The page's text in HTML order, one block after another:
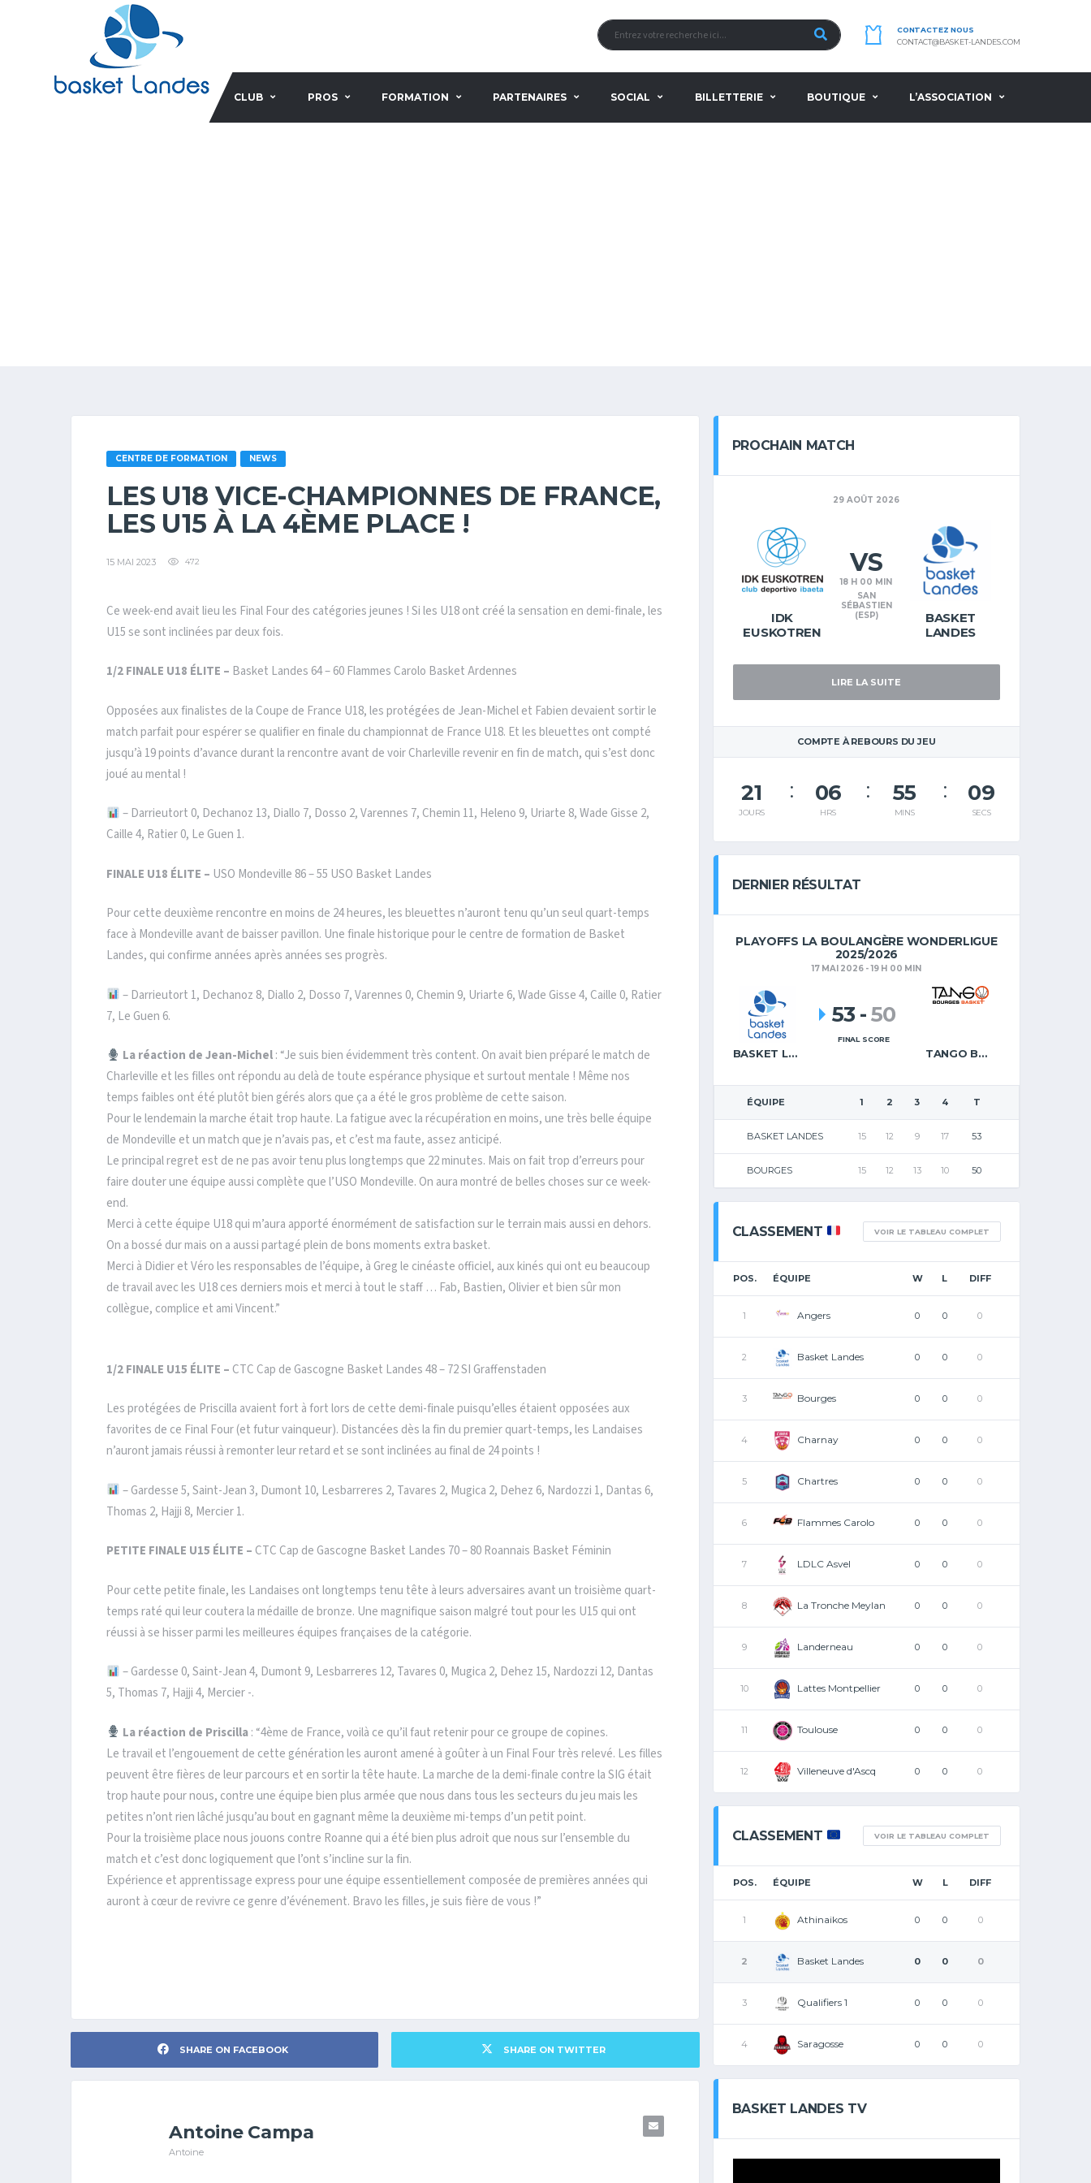
CONTACTEZ NOUS
CONTACT@BASKET-LANDES.COM
CLUB PROS FORMATION PARTENAIRES SOCIAL BILLETTERIE BOUTIQUE L’ASSOCIATION
CENTRE DE FORMATION NEWS
LES U18 VICE-CHAMPIONNES DE FRANCE,
LES U15 À LA 4ÈME PLACE !
15 MAI 2023 472
Ce week-end avait lieu les Final Four des catégories jeunes ! Si les U18 ont créé la sensation en demi-finale, les
U15 se sont inclinées par deux fois.
1/2 FINALE U18 ÉLITE – Basket Landes 64 – 60 Flammes Carolo Basket Ardennes
Opposées aux finalistes de la Coupe de France U18, les protégées de Jean-Michel et Fabien devaient sortir le
match parfait pour espérer se qualifier en finale du championnat de France U18. Et les bleuettes ont compté
jusqu’à 19 points d’avance durant la rencontre avant de voir Charleville revenir en fin de match, qui s’est donc
joué au mental !
– Darrieutort 0, Dechanoz 13, Diallo 7, Dosso 2, Varennes 7, Chemin 11, Heleno 9, Uriarte 8, Wade Gisse 2,
Caille 4, Ratier 0, Le Guen 1.
FINALE U18 ÉLITE – USO Mondeville 86 – 55 USO Basket Landes
Pour cette deuxième rencontre en moins de 24 heures, les bleuettes n’auront tenu qu’un seul quart-temps
face à Mondeville avant de baisser pavillon. Une finale historique pour le centre de formation de Basket
Landes, qui confirme années après années ses progrès.
– Darrieutort 1, Dechanoz 8, Diallo 2, Dosso 7, Varennes 0, Chemin 9, Uriarte 6, Wade Gisse 4, Caille 0, Ratier
7, Le Guen 6.
La réaction de Jean-Michel: “Je suis bien évidemment très content. On avait bien préparé le match de
Charleville et les filles ont répondu au delà de toute espérance physique et surtout mentale ! Même nos
temps faibles ont été plutôt bien gérés alors que ça a été le gros problème de cette saison.
Pour le lendemain la marche était trop haute. La fatigue avec la récupération en moins, une très belle équipe
de Mondeville et un match que je n’avais pas, et c’est ma faute, assez anticipé.
Le principal regret est de ne pas avoir tenu plus longtemps que 22 minutes. Mais on fait trop d’erreurs pour
faire douter une équipe aussi complète que l’USO Mondeville. On aura montré de belles choses sur ce week-
end.
Merci à cette équipe U18 qui m’aura apporté énormément de satisfaction sur le terrain mais aussi en dehors.
On a bossé dur mais on a aussi partagé plein de bons moments extra basket.
Merci à Didier et Véro les responsables de l’équipe, à Greg le cinéaste officiel, aux kinés qui ont eu beaucoup
de travail avec les U18 ces derniers mois et merci à tout le staff … Fab, Bastien, Olivier et bien sûr mon
collègue, complice et ami Vincent.”
1/2 FINALE U15 ÉLITE – CTC Cap de Gascogne Basket Landes 48 – 72 SI Graffenstaden
Les protégées de Priscilla avaient fort à fort lors de cette demi-finale puisqu’elles étaient opposées aux
favorites de ce Final Four (et futur vainqueur). Distancées dès la fin du premier quart-temps, les Landaises
n’auront jamais réussi à remonter leur retard et se sont inclinées au final de 24 points !
– Gardesse 5, Saint-Jean 3, Dumont 10, Lesbarreres 2, Tavares 2, Mugica 2, Dehez 6, Nardozzi 1, Dantas 6,
Thomas 2, Hajji 8, Mercier 1.
PETITE FINALE U15 ÉLITE – CTC Cap de Gascogne Basket Landes 70 – 80 Roannais Basket Féminin
Pour cette petite finale, les Landaises ont longtemps tenu tête à leurs adversaires avant un troisième quart-
temps raté qui leur coutera la médaille de bronze. Une magnifique saison malgré tout pour les U15 qui ont
réussi à se hisser parmi les meilleures équipes françaises de la catégorie.
– Gardesse 0, Saint-Jean 4, Dumont 9, Lesbarreres 12, Tavares 0, Mugica 2, Dehez 15, Nardozzi 12, Dantas
5, Thomas 7, Hajji 4, Mercier -.
La réaction de Priscilla: “4ème de France, voilà ce qu’il faut retenir pour ce groupe de copines.
Le travail et l’engouement de cette génération les auront amené à goûter à un Final Four très relevé. Les filles
peuvent être fières de leur parcours et en sortir la tête haute. La marche de la demi-finale contre la SIG était
trop haute pour nous, contre une équipe bien plus armée que nous dans tous les secteurs du jeu mais les
petites n’ont rien lâché jusqu’au bout en gagnant même la deuxième mi-temps d’un petit point.
Pour la troisième place nous jouons contre Roanne qui a été bien plus adroit que nous sur l’ensemble du
match et c’est donc logiquement que l’ont s’incline sur la fin.
Expérience et apprentissage express pour une équipe essentiellement composée de premières années qui
auront à cœur de revivre ce genre d’événement. Bravo les filles, je suis fière de vous !”
SHARE ON FACEBOOK SHARE ON TWITTER
Antoine Campa
Antoine
PROCHAIN MATCH
29 AOÛT 2026
IDK
EUSKOTREN
BASKET
LANDES
VS
18 H 00 MIN
SAN
SÉBASTIEN
(ESP)
LIRE LA SUITE
COMPTE À REBOURS DU JEU
21
JOURS
06
HRS
55
MINS
08
SECS
DERNIER RÉSULTAT
PLAYOFFS LA BOULANGÈRE WONDERLIGUE
2025/2026
17 MAI 2026 - 19 H 00 MIN
BASKET LANDES TANGO BOURGES BASKET
53 -50
FINAL SCORE
ÉQUIPE 1 2 3 4 T
BASKET LANDES 15 12 9 17 53
BOURGES 15 12 13 10 50
CLASSEMENT VOIR LE TABLEAU COMPLET
POS. ÉQUIPE W L DIFF
1 Angers 0 0 0
2 Basket Landes 0 0 0
3 Bourges 0 0 0
4 Charnay 0 0 0
5 Chartres 0 0 0
6 Flammes Carolo 0 0 0
7 LDLC Asvel 0 0 0
8 La Tronche Meylan 0 0 0
9 Landerneau 0 0 0
10 Lattes Montpellier 0 0 0
11 Toulouse 0 0 0
12 Villeneuve d'Ascq 0 0 0
CLASSEMENT VOIR LE TABLEAU COMPLET
POS. ÉQUIPE W L DIFF
1 Athinaikos 0 0 0
2 Basket Landes 0 0 0
3 Qualifiers 1 0 0 0
4 Saragosse 0 0 0
BASKET LANDES TV